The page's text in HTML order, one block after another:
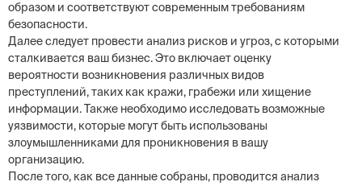
образом и соответствуют современным требованиям
безопасности.
Далее следует провести анализ рисков и угроз, с которыми
сталкивается ваш бизнес. Это включает оценку
вероятности возникновения различных видов
преступлений, таких как кражи, грабежи или хищение
информации. Также необходимо исследовать возможные
уязвимости, которые могут быть использованы
злоумышленниками для проникновения в вашу
организацию.
После того, как все данные собраны, проводится анализ